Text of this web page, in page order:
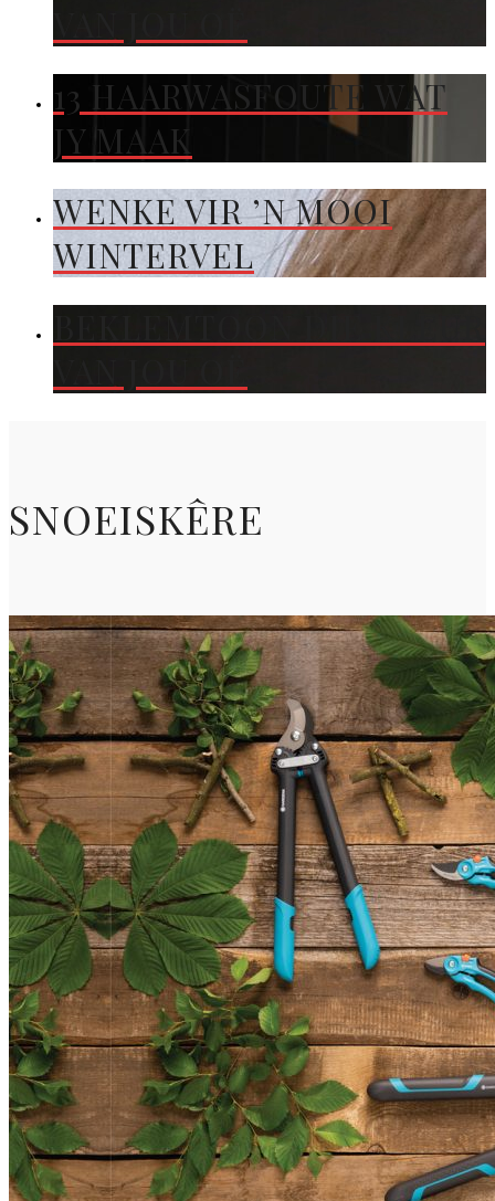
13 HAARWASFOUTE WAT
JY MAAK
WENKE VIR ’N MOOI
WINTERVEL
SNOEISKÊRE